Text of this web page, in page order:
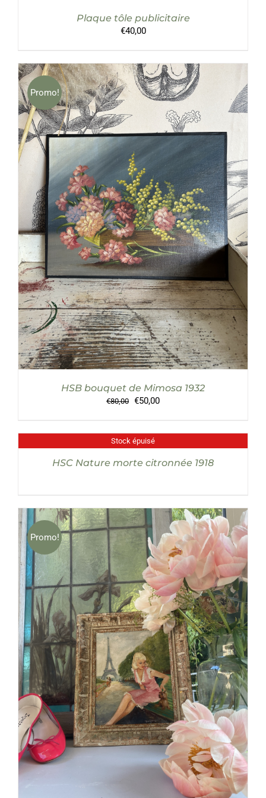
Plaque tôle publicitaire
€40,00
Promo!
AJOUTER AU PANIER / DÉTAILS
HSB bouquet de Mimosa 1932
€80,00 Le
était :
€80,00.
€50,00Le
est :
Stock épuisé
DÉTAILS
HSC Nature morte citronnée 1918
Promo!
AJOUTER AU PANIER / DÉTAILS